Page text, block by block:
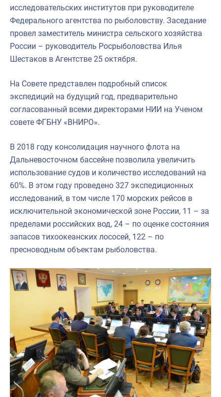
исследовательских институтов при руководителе
Федерального агентства по рыболовству. Заседание
провел заместитель министра сельского хозяйства
России – руководитель Росрыболовства Илья
Шестаков в Агентстве 25 октября.
На Совете представлен подробный список
экспедиций на будущий год, предварительно
согласованный всеми директорами НИИ на Ученом
совете ФГБНУ «ВНИРО».
В 2018 году консолидация научного флота на
Дальневосточном бассейне позволила увеличить
использование судов и количество исследований на
60%. В этом году проведено 327 экспедиционных
исследований, в том числе 170 морских рейсов в
исключительной экономической зоне России, 11 – за
пределами российских вод, 24 – по оценке состояния
запасов тихоокеанских лососей, 122 – по
пресноводным объектам рыболовства.